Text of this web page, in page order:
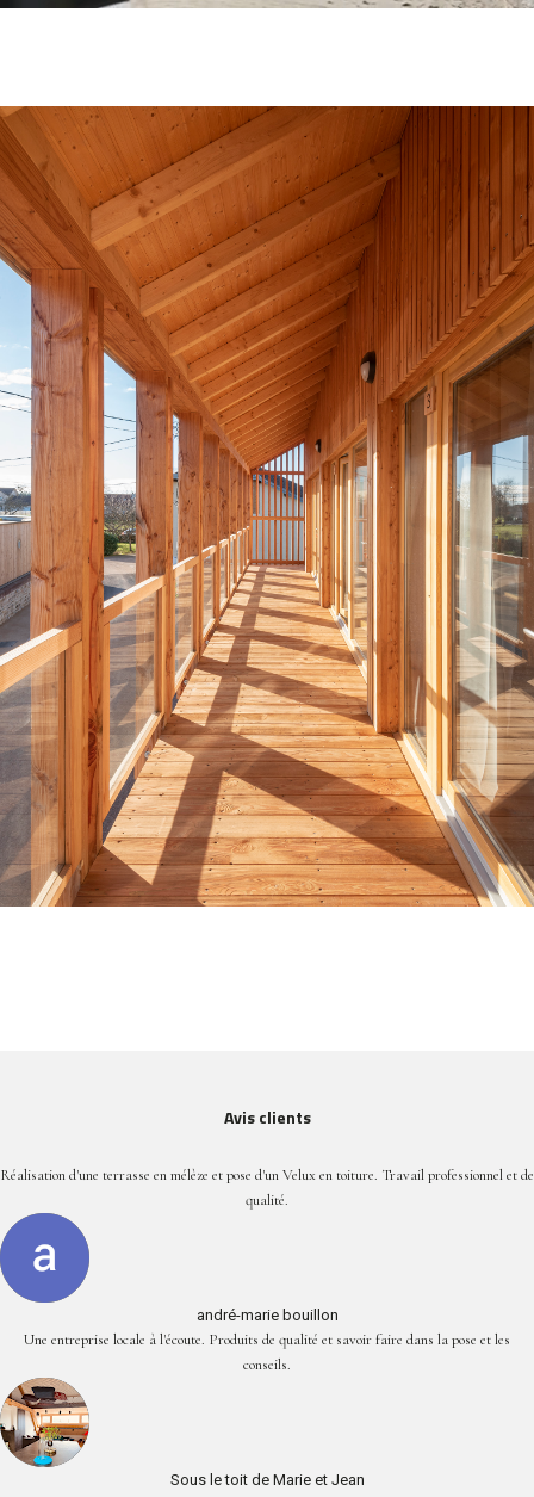
Avis clients
Réalisation d'une terrasse en mélèze et pose d'un Velux en toiture. Travail professionnel et de
qualité.
andré-marie bouillon
Une entreprise locale à l'écoute. Produits de qualité et savoir faire dans la pose et les
conseils.
Sous le toit de Marie et Jean